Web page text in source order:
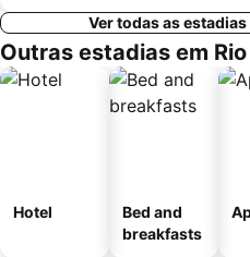
Ver todas as
Outras estadias em
Hotel
Bed and
breakfasts